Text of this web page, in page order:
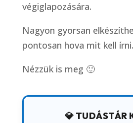
végiglapozására.
Nagyon gyorsan
pontosan hova mit kell írni.
Nézzük is meg 🙂
💎 TUDÁSTÁR